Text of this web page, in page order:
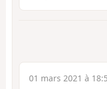
01 mars 2021 à